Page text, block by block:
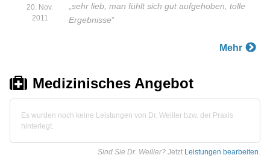
20. Nov.
2011
sehr lieb, man fühlt sich gut aufgehoben, tolle
Ergebnisse”
Mehr
Medizinisches Angebot
Es wurden noch keine Leistungen von Dr. Weiller bzw. der Praxis
hinterlegt.
Sind Sie Dr. Weiller? Jetzt Leistungen bearbeiten